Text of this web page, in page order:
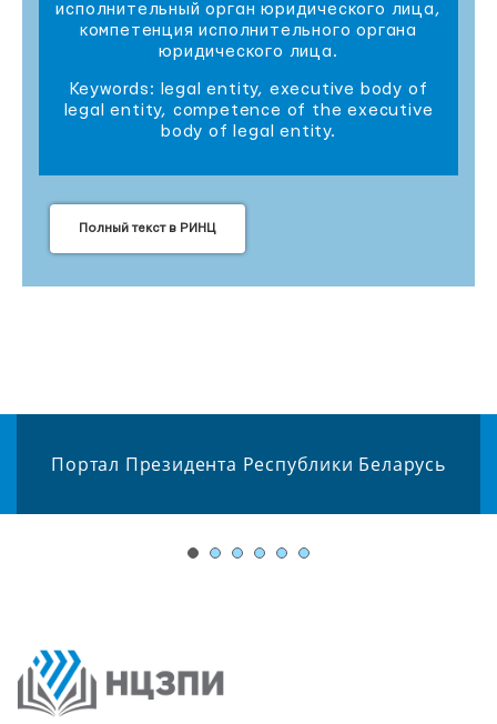
исполнительный орган юридического лица,
компетенция исполнительного органа
юридического лица.
Keywords: legal entity, executive body of
legal entity, competence of the executive
body of legal entity.
Полный текст в РИНЦ
Портал Президента Республики Беларусь